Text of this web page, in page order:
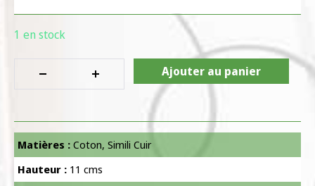
1 en stock
Ajouter au panier
Matières : Coton, Simili Cuir
Hauteur : 11 cms